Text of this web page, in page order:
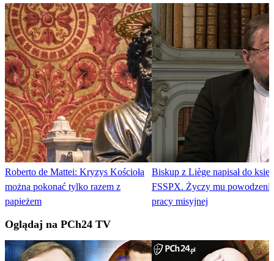
Roberto de Mattei: Kryzys Kościoła
można pokonać tylko razem z
papieżem
Biskup z Liège napisał do księdza z
FSSPX. Życzy mu
pracy misyjnej
Oglądaj na PCh24 TV